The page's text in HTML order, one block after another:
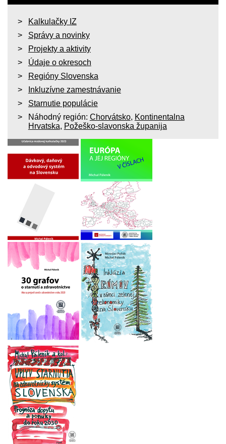
Kalkulačky IZ
Správy a novinky
Projekty a aktivity
Údaje o okresoch
Regióny Slovenska
Inkluzívne zamestnávanie
Starnutie populácie
Náhodný región: Chorvátsko, Kontinentalna
Hrvatska, Požeško-slavonska županija